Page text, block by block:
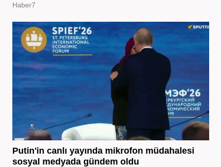
Haber7
Putin'in canlı yayında mikrofon müdahalesi
sosyal medyada gündem oldu